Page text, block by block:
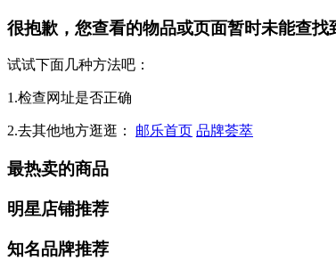
很抱歉，您查看的物品或页面暂时未能查找
试试下面几种方法吧：
1.检查网址是否正确
2.去其他地方逛逛： 邮乐首页 品牌荟萃
最热卖的商品
明星店铺推荐
知名品牌推荐